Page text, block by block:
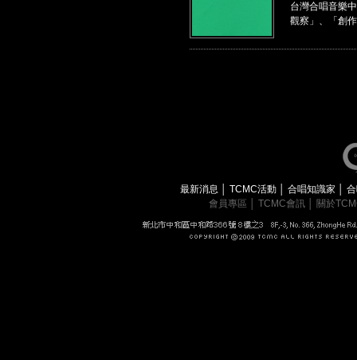
台灣合唱音樂
觀察」、「創
最新消息 TCMC活動 合唱知識家
會員專區
TCMC會訊 關於